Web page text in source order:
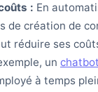
: En
de création de
réduire ses
un chatbot
à temps